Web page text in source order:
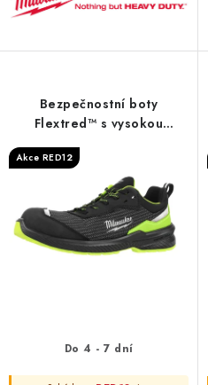
Bezpečnostní boty
Flextred™ s vysokou
viditelností S1PS 1L616166
SC FO SR ESD
Akce RED12
Do 4 - 7 dní